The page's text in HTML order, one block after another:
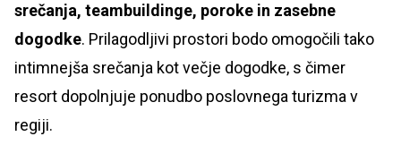
srečanja, teambuildinge, poroke in zasebne
dogodke. Prilagodljivi prostori bodo omogočili tako
intimnejša srečanja kot večje dogodke, s čimer
resort dopolnjuje ponudbo poslovnega turizma v
regiji.